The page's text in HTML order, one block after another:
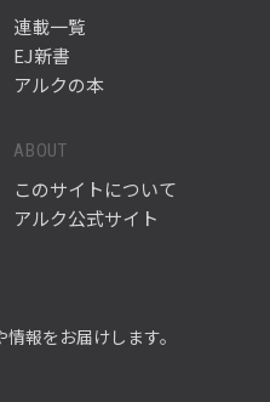
連載一覧
EJ新書
アルクの本
ABOUT
このサイトについて
アルク公式サイト
報をお届けします。